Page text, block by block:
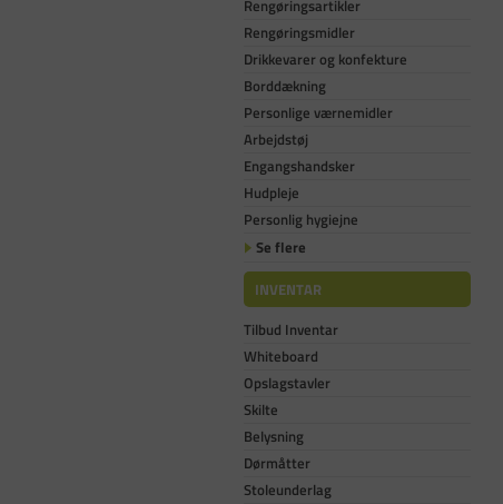
Rengøringsartikler
Rengøringsmidler
Drikkevarer og konfekture
Borddækning
Personlige værnemidler
Arbejdstøj
Engangshandsker
Hudpleje
Personlig hygiejne
Se flere
INVENTAR
Tilbud Inventar
Whiteboard
Opslagstavler
Skilte
Belysning
Dørmåtter
Stoleunderlag